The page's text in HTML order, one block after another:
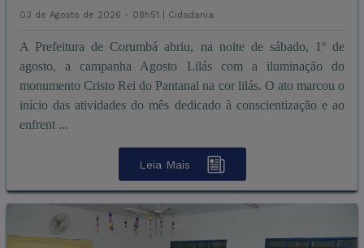
03 de Agosto de 2026 - 08h51 | Cidadania
A Prefeitura de Corumbá abriu, na noite de sábado, 1º de
agosto, a campanha Agosto Lilás com a iluminação do
monumento Cristo Rei do Pantanal na cor lilás. O ato marcou o
início das atividades do mês dedicado à conscientização e ao
enfrent ...
Leia Mais